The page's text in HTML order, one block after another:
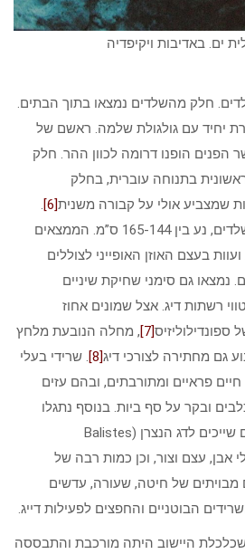
ים. באדיבות ויקיפדיה
הבתים נמצאו 15 שלדים. חלק מהשלדים נמצאו בתוך הבתים.
יחיד עם גולגולת שלמה. ראשם של
הופנו דרומה לכוון ההר. חלק
בתנוחה עוברית, בחלק
שמצביע אולי על קבורה משנית[6]
.
גובה האוכלוסייה על פי השלדים, נע בין 165-144 ס”מ. הממצאים
בעצם האוזן האופייני לצוללים
נמצאו גם סימני שחיקת שיניים
רשתות דיג. אצל שמונים אחוז
[7]
, מחלה הנובעת מלחץ
גם מחתירה לצורכי דיג[8]
. שרידי בעלי
פראיים ומתורבתים, ובהם עזים
ובקר על סף ביות. בנוסף נתגלו
עצמות רבות של דגים, רובם שייכים לדג הנצרן (Balistes
אבן, עצם וצור, וכן כמות רבה של
מבויתים של חיטה, שעורה, עדשים
הבוטניים והחפצים לפעילות דייג.
היישוב היתה מורכבת והתבססה